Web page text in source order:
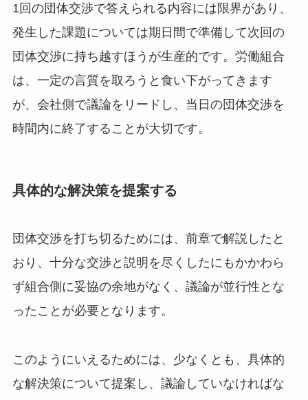
1回の団体交渉で答えられる内容には限界があり、
発生した課題については期日間で準備して次回の
団体交渉に持ち越すほうが生産的です。労働組合
は、一定の言質を取ろうと食い下がってきます
が、会社側で議論をリードし、当日の団体交渉を
時間内に終了することが大切です。
具体的な解決策を提案する
団体交渉を打ち切るためには、前章で解説したと
おり、十分な交渉と説明を尽くしたにもかかわら
ず組合側に妥協の余地がなく、議論が並行性とな
ったことが必要となります。
このようにいえるためには、少なくとも、具体的
な解決策について提案し、議論していなければな